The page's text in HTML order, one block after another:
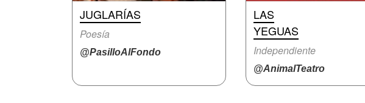
JUGLARÍAS
Poesía
@PasilloAlFondo
LAS
YEGUAS
Independiente
@AnimalTeatro